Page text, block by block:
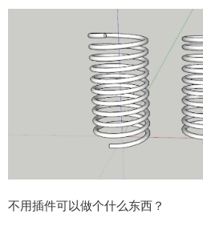
不用插件可以做个什么东西？